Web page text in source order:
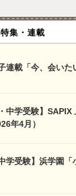
特集・連載
連載「今、会いた
中学受験】SAPIX
年4月）
学受験】浜学園「